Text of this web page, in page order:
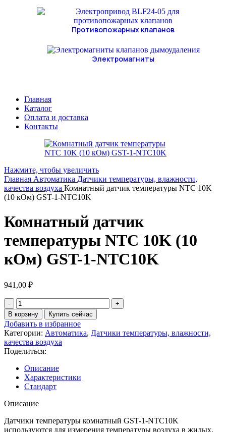
Противопожарных клапанов
Электромагниты
Главная
Каталог
Оплата и доставка
Контакты
Нажмите, чтобы увеличить
Главная Автоматика Датчики температуры, влажности,
качества воздуха Комнатный датчик температуры NTC 10K
(10 кОм) GST-1-NTC10K
Комнатный датчик
температуры NTC 10K (10
кОм) GST-1-NTC10K
941,00 ₽
В корзину Купить сейчас
Добавить в избранное
Категории: Автоматика, Датчики температуры, влажности,
качества воздуха
Поделиться:
Описание
Характеристики
Стандарт
Описание
Датчики температуры комнатный GST-1-NTC10K
используются для измерения температуры воздуха в жилых,